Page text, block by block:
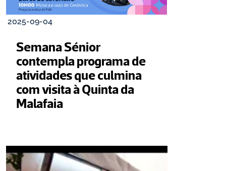
2025-09-04
Semana Sénior
contempla programa de
atividades que culmina
com visita à Quinta da
Malafaia